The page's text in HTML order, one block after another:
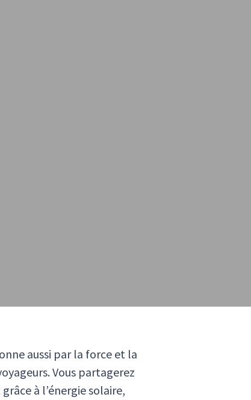
aussi par la force et la
Vous partagerez
à l’énergie solaire,